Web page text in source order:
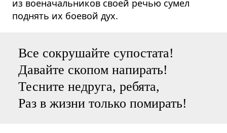
из военачальников своей речью сумел
поднять их боевой дух.
Все сокрушайте супостата!
Давайте скопом напирать!
Тесните недруга, ребята,
Раз в жизни только помирать!